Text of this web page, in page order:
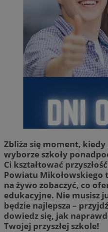
Zbliża się moment, kiedy
wyborze szkoły
Ci kształtować
Powiatu Mikołowskiego
na żywo zobaczyć, co
edukacyjne. Nie musisz
będzie najlepsza –
dowiedz się, jak
Twojej przyszłej szkole!